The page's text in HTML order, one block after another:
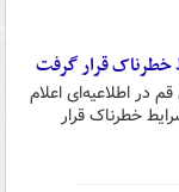
قرار گرفت
در اطلاعیه‌ای اعلام
خطرناک قرار